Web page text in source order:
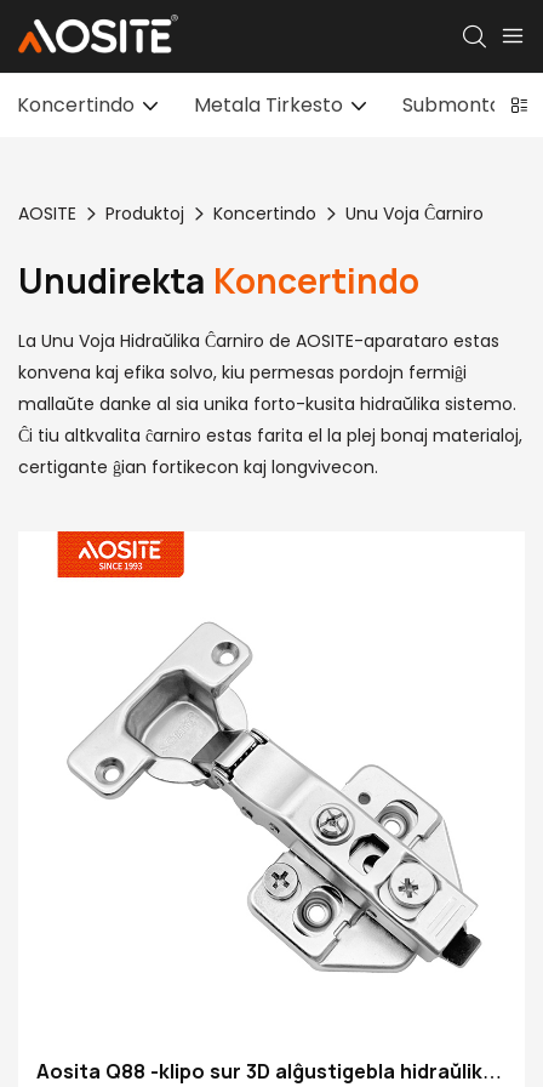
Koncertindo Metala Tirkesto Submontaj
AOSITE Produktoj Koncertindo Unu Voja Ĉarniro
Unudirekta Koncertindo
La Unu Voja Hidraŭlika Ĉarniro de AOSITE-aparataro estas
konvena kaj efika solvo, kiu permesas pordojn fermiĝi
mallaŭte danke al sia unika forto-kusita hidraŭlika sistemo.
Ĉi tiu altkvalita ĉarniro estas farita el la plej bonaj materialoj,
certigante ĝian fortikecon kaj longvivecon.
Aosita Q88 -klipo sur 3D alĝustigebla hidraŭlika